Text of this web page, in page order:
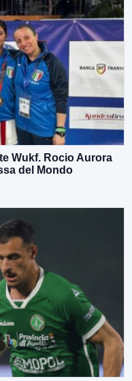
Wukf. Rocio Aurora
del Mondo